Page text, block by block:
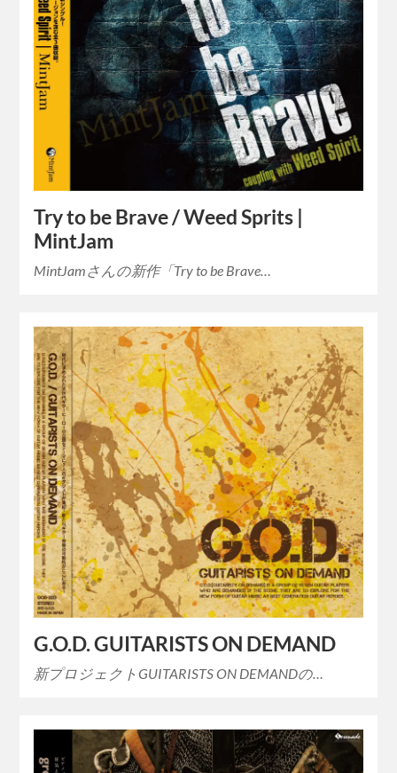
Try to be Brave / Weed Sprits |
MintJam
MintJamさんの新作「Try to be Brave…
G.O.D. GUITARISTS ON DEMAND
新プロジェクトGUITARISTS ON DEMANDの…